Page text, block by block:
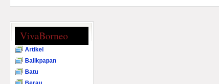
VivaBorneo
Artikel
Balikpapan
Batu